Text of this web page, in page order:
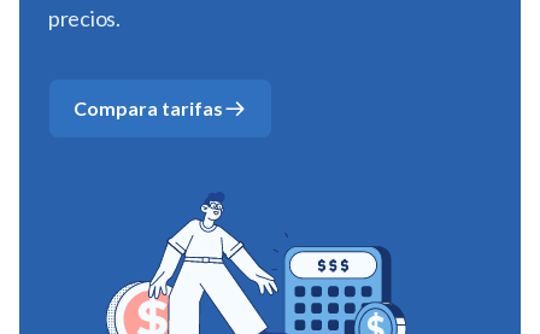
precios.
Compara tarifas